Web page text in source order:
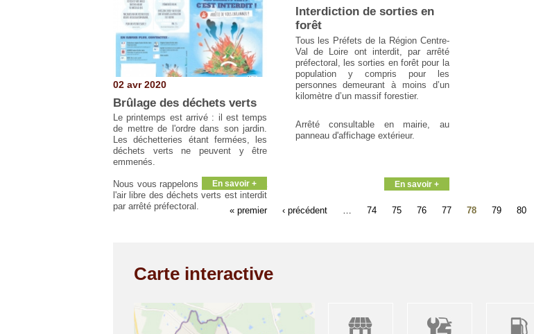
02 avr 2020
Brûlage des déchets verts
Le printemps est arrivé : il est temps
de mettre de l'ordre dans son jardin.
Les déchetteries étant fermées, les
déchets verts ne peuvent y être
emmenés.
Nous vous rappelons que le brûlage à
l'air libre des déchets verts est interdit
par arrêté préfectoral.
En savoir +
Interdiction de sorties en
forêt
Tous les Préfets de la Région Centre-
Val de Loire ont interdit, par arrêté
préfectoral, les sorties en forêt pour la
population y compris pour les
personnes demeurant à moins d’un
kilomètre d’un massif forestier.
Arrêté consultable en mairie, au
panneau d'affichage extérieur.
En savoir +
« premier ‹ précédent 74 75 76 77 78 79 80
Carte interactive